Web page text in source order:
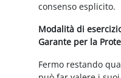
consenso esplicito.
Modalità di
Garante per la
Fermo restando